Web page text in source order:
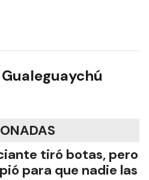
tiró botas, pero
para que nadie las